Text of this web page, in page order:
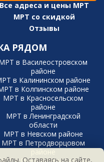
Все адреса и цены МРТ
МРТ со скидкой
Отзывы
РЯДОМ
в Василеостровском
районе
в Калининском районе
в Колпинском районе
МРТ в Красносельском
районе
МРТ в Ленинградской
области
МРТ в Невском районе
МРТ в Петродворцовом
районе
Оставаясь на сайте,